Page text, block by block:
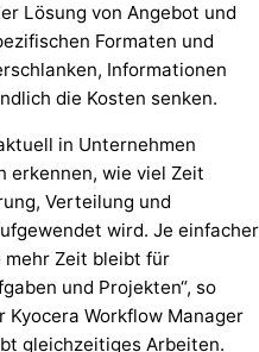
Lösung von Angebot und
Formaten und
Informationen
die Kosten senken.
in Unternehmen
erkennen, wie viel Zeit
Verteilung und
wird. Je einfacher
mehr Zeit bleibt für
und Projekten“, so
Kyocera Workflow Manager
gleichzeitiges Arbeiten.